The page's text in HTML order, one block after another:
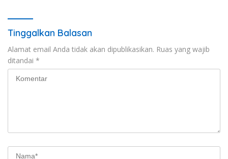
Tinggalkan Balasan
Alamat email Anda tidak akan dipublikasikan. Ruas yang wajib
ditandai *